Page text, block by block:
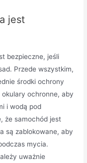
jest
bezpieczne, jeśli
Przede wszystkim,
środki ochrony
ochronne, aby
i wodą pod
że samochód jest
są zablokowane, aby
mycia.
uważnie